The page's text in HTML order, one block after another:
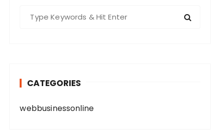
r
CATEGORIES
webbusinessonline